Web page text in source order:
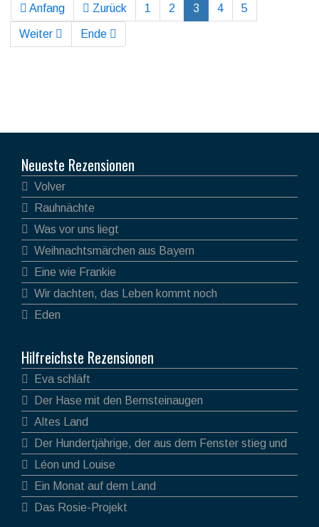
Anfang Zurück 1 2 3 4 5
Weiter Ende
Neueste Rezensionen
Volver
Rauhnächte
Was vor uns liegt
Weihnachtsmärchen aus Bayern
Eine wie Frankie
Wir dachten, das Leben kommt noch
Eden
Hilfreichste Rezensionen
Eva schläft
Der Hase mit den Bernsteinaugen
Altes Land
Der Hundertjährige, der aus dem Fenster stieg und
verschwand
Léon und Louise
Ein Monat auf dem Land
Das Rosie-Projekt